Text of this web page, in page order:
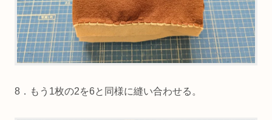
8．もう1枚の2を6と同様に縫い合わせる。